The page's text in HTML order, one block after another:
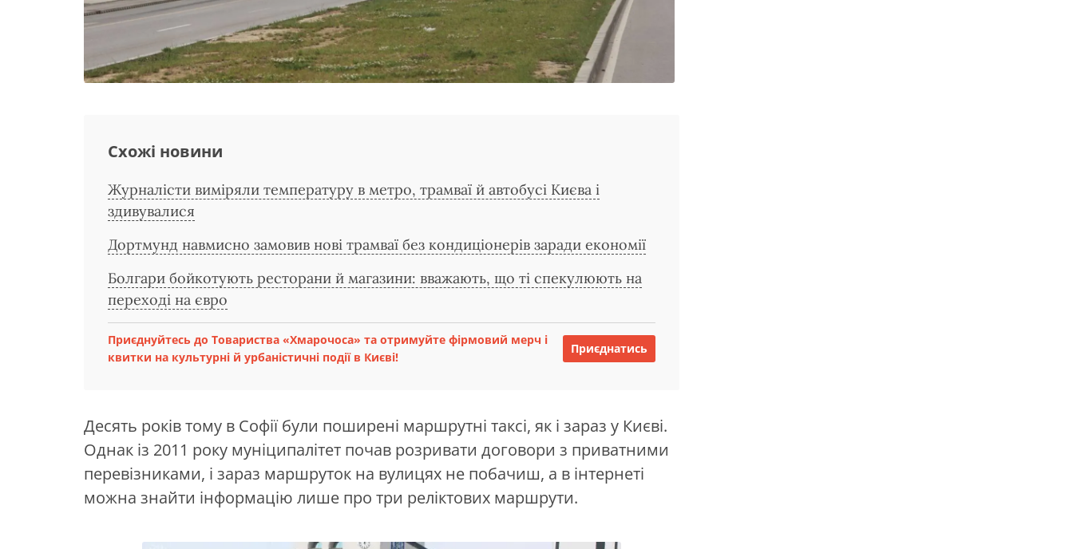
Схожі новини
Журналісти виміряли температуру в метро, трамваї й автобусі Києва і
здивувалися
Дортмунд навмисно замовив нові трамваї без кондиціонерів заради економії
Болгари бойкотують ресторани й магазини: вважають, що ті спекулюють на
переході на євро
Приєднуйтесь до Товариства «Хмарочоса» та отримуйте фірмовий мерч і
квитки на культурні й урбаністичні події в Києві!
Приєднатись
Десять років тому в Софії були поширені маршрутні таксі, як і зараз у Києві.
Однак із 2011 року муніципалітет почав розривати договори з приватними
перевізниками, і зараз маршруток на вулицях не побачиш, а в інтернеті
можна знайти інформацію лише про три реліктових маршрути.